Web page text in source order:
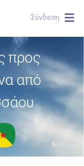
Σύνδεση
προς
από